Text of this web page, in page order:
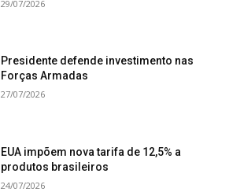
29/07/2026
Presidente defende investimento nas
Forças Armadas
27/07/2026
EUA impõem nova tarifa de 12,5% a
produtos brasileiros
24/07/2026